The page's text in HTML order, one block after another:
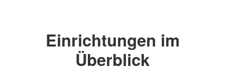
Einrichtungen im
Überblick